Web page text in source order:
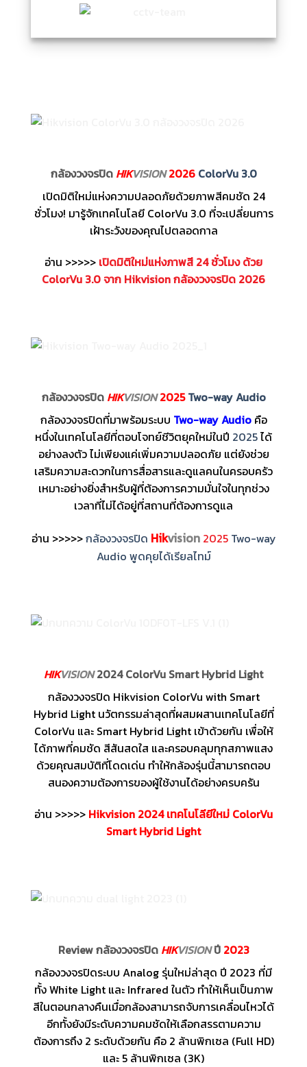
กล้องวงจรปิด HIKVISION 2026 ColorVu 3.0
เปิดมิติใหม่แห่งความปลอดภัยด้วยภาพสีคมชัด 24
ชั่วโมง! มารู้จักเทคโนโลยี ColorVu 3.0 ที่จะเปลี่ยนการ
เฝ้าระวังของคุณไปตลอดกาล
อ่าน >>>>> เปิดมิติใหม่แห่งภาพสี 24 ชั่วโมง ด้วย
ColorVu 3.0 จาก Hikvision กล้องวงจรปิด 2026
กล้องวงจรปิด HIKVISION 2025 Two-way Audio
กล้องวงจรปิดที่มาพร้อมระบบ Two-way Audioคือ
หนึ่งในเทคโนโลยีที่ตอบโจทย์ชีวิตยุคใหม่ในปี 2025ได้
อย่างลงตัว ไม่เพียงแค่เพิ่มความปลอดภัย แต่ยังช่วย
เสริมความสะดวกในการสื่อสารและดูแลคนในครอบครัว
เหมาะอย่างยิ่งสำหรับผู้ที่ต้องการความมั่นใจในทุกช่วง
เวลาที่ไม่ได้อยู่ที่สถานที่ต้องการดูแล
อ่าน >>>>>กล้องวงจรปิด Hikvision 2025Two-way
Audio พูดคุยได้เรียลไทม์
HIKVISION2024 ColorVu Smart Hybrid Light
กล้องวงจรปิด Hikvision ColorVu with Smart
Hybrid Light นวัตกรรมล่าสุดที่ผสมผสานเทคโนโลยีที่
ColorVu และ Smart Hybrid Light เข้าด้วยกัน เพื่อให้
ได้ภาพที่คมชัด สีสันสดใส และครอบคลุมทุกสภาพแสง
ด้วยคุณสมบัติที่โดดเด่น ทำให้กล้องรุ่นนี้สามารถตอบ
สนองความต้องการของผู้ใช้งานได้อย่างครบครัน
อ่าน >>>>> Hikvision 2024 เทคโนโลียีใหม่ ColorVu
Smart Hybrid Light
Review กล้องวงจรปิด HIKVISIONปี 2023
กล้องวงจรปิดระบบ Analog รุ่นใหม่ล่าสุด ปี 2023 ที่มี
ทั้ง White Light และ Infrared ในตัว ทำให้เห็นเป็นภาพ
สีในตอนกลางคืนเมื่อกล้องสามารถจับการเคลื่อนไหวได้
อีกทั้งยังมีระดับความคมชัดให้เลือกสรรตามความ
ต้องการถึง 2 ระดับด้วยกัน คือ 2 ล้านพิกเซล (Full HD)
และ 5 ล้านพิกเซล (3K)